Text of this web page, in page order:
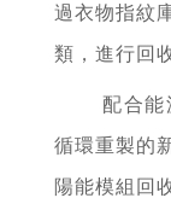
過衣物指紋
類，進行回
配合
循環重製的
陽能模組回